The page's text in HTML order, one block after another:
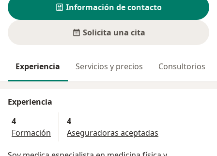
Información de contacto
Solicita una cita
Experiencia Servicios y precios Consultorios
Experiencia
4
Formación
4
Aseguradoras aceptadas